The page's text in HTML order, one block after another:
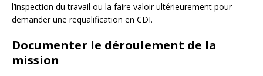
l’inspection du travail ou la faire valoir ultérieurement pour
demander une requalification en CDI.
Documenter le déroulement de la
mission